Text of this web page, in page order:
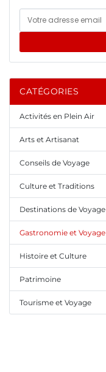
CATÉGORIES
Activités en Plein Air
Arts et Artisanat
Conseils de Voyage
Culture et Traditions
Destinations de Voyage
Gastronomie et Voyage
Histoire et Culture
Patrimoine
Tourisme et Voyage